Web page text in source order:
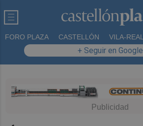
FORO PLAZA CASTELLÓN VILA-REAL
+ Seguir en Google